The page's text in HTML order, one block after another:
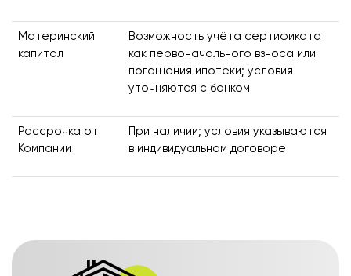
Материнский
капитал
Возможность учёта сертификата
как первоначального взноса или
погашения ипотеки; условия
уточняются с банком
Рассрочка от
Компании
При наличии; условия указываются
в индивидуальном договоре